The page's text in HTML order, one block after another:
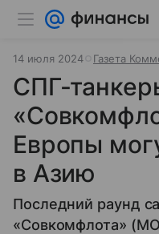
14 июля 2024 Газета
СПГ-
Европы
в Азию
Последний раунд
«Совкомфлота»